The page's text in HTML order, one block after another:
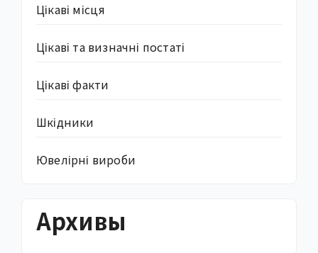
Цікаві місця
Цікаві та визначні постаті
Цікаві факти
Шкідники
Ювелірні вироби
Архивы